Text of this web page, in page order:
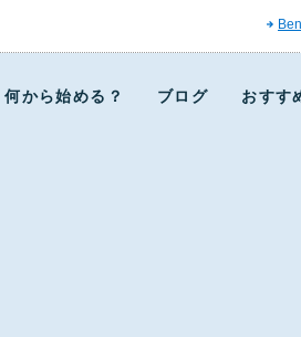
何から始める？ ブログ おすす